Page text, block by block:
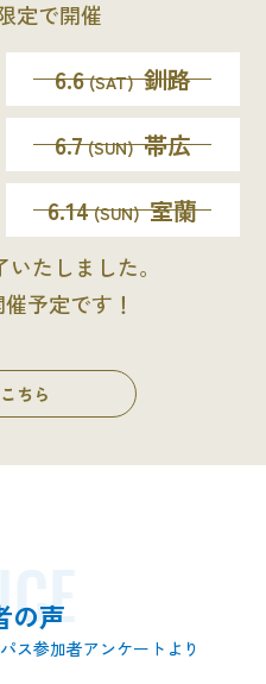
定で開催
6.6 (SAT) 釧路
6.7 (SUN) 帯広
6.14 (SUN) 室蘭
たしました。
予定です！
ちら
の声
ス参加者アンケートより